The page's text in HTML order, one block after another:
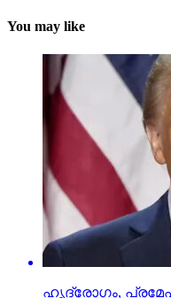
You may like
ഹൃദ്രോഗം,